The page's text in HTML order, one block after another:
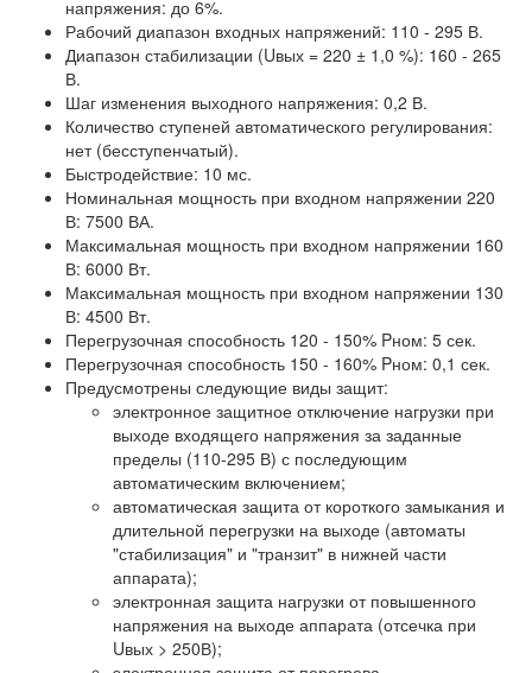
напряжения: до 6%.
Рабочий диапазон входных напряжений: 110 - 295 В.
Диапазон стабилизации (Uвых = 220 ± 1,0 %): 160 - 265
В.
Шаг изменения выходного напряжения: 0,2 В.
Количество ступеней автоматического регулирования:
нет (бесступенчатый).
Быстродействие: 10 мс.
Номинальная мощность при входном напряжении 220
В: 7500 ВА.
Максимальная мощность при входном напряжении 160
В: 6000 Вт.
Максимальная мощность при входном напряжении 130
В: 4500 Вт.
Перегрузочная способность 120 - 150% Pном: 5 сек.
Перегрузочная способность 150 - 160% Pном: 0,1 сек.
Предусмотрены следующие виды защит:
электронное защитное отключение нагрузки при
выходе входящего напряжения за заданные
пределы (110-295 В) с последующим
автоматическим включением;
автоматическая защита от короткого замыкания и
длительной перегрузки на выходе (автоматы
"стабилизация" и "транзит" в нижней части
аппарата);
электронная защита нагрузки от повышенного
напряжения на выходе аппарата (отсечка при
Uвых > 250В);